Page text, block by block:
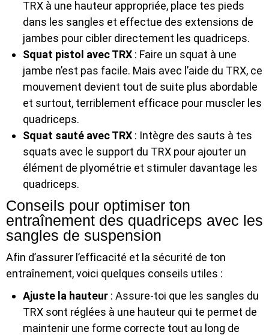
TRX à une hauteur appropriée, place tes pieds
dans les sangles et effectue des extensions de
jambes pour cibler directement les quadriceps.
Squat pistol avec TRX : Faire un squat à une
jambe n’est pas facile. Mais avec l’aide du TRX, ce
mouvement devient tout de suite plus abordable
et surtout, terriblement efficace pour muscler les
quadriceps.
Squat sauté avec TRX : Intègre des sauts à tes
squats avec le support du TRX pour ajouter un
élément de plyométrie et stimuler davantage les
quadriceps.
Conseils pour optimiser ton
entraînement des quadriceps avec les
sangles de suspension
Afin d’assurer l’efficacité et la sécurité de ton
entraînement, voici quelques conseils utiles :
Ajuste la hauteur : Assure-toi que les sangles du
TRX sont réglées à une hauteur qui te permet de
maintenir une forme correcte tout au long de